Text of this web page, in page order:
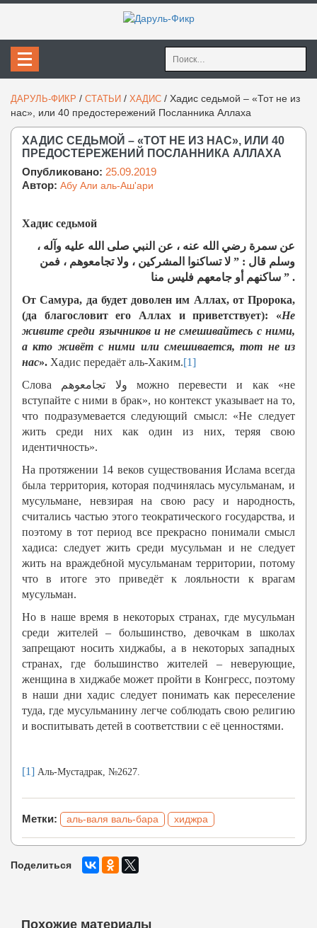
Найти:
ДАРУЛЬ-ФИКР / СТАТЬИ / ХАДИС / Хадис седьмой – «Тот не из
нас», или 40 предостережений Посланника Аллаха
ХАДИС СЕДЬМОЙ – «ТОТ НЕ ИЗ НАС», ИЛИ 40
ПРЕДОСТЕРЕЖЕНИЙ ПОСЛАННИКА АЛЛАХА
Опубликовано: 25.09.2019
Автор: Абу Али аль-Аш'ари
Хадис седьмой
، عن سمرة رضي الله عنه ، عن النبي صلى الله عليه وآله
وسلم قال : ” لا تساكنوا المشركين ، ولا تجامعوهم ، فمن
ساكنهم أو جامعهم فليس منا ” .
От Самура, да будет доволен им Аллах, от Пророка,
(да благословит его Аллах и приветствует): «Не
живите среди язычников и не смешивайтесь с ними,
а кто живёт с ними или смешивается, тот не из
нас». Хадис передаёт аль-Хаким.[1]
Слова ولا تجامعوهم можно перевести и как «не
вступайте с ними в брак», но контекст указывает на то,
что подразумевается следующий смысл: «Не следует
жить среди них как один из них, теряя свою
идентичность».
На протяжении 14 веков существования Ислама всегда
была территория, которая подчинялась мусульманам, и
мусульмане, невзирая на свою расу и народность,
считались частью этого теократического государства, и
поэтому в тот период все прекрасно понимали смысл
хадиса: следует жить среди мусульман и не следует
жить на враждебной мусульманам территории, потому
что в итоге это приведёт к лояльности к врагам
мусульман.
Но в наше время в некоторых странах, где мусульман
среди жителей – большинство, девочкам в школах
запрещают носить хиджабы, а в некоторых западных
странах, где большинство жителей – неверующие,
женщина в хиджабе может пройти в Конгресс, поэтому
в наши дни хадис следует понимать как переселение
туда, где мусульманину легче соблюдать свою религию
и воспитывать детей в соответствии с её ценностями.
[1] Аль-Мустадрак, №2627.
Метки: аль-валя валь-бара хиджра
Поделиться
Похожие материалы